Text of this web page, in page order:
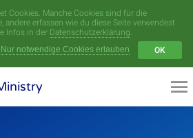
Cookies. Manche Cookies sind für die
andere erfassen wie du diese Seite verwendest
Infos in der Datenschutzerklärung.
Nur notwendige Cookies erlauben
OK
Menü
Videoarchiv